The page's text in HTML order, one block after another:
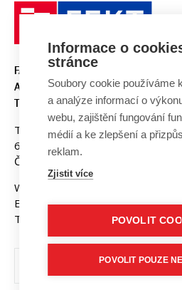
FAKULTA ELEKTROTECHNIKY
A KOMUNIKAČNÍCH
TECHNOLOGIÍ, VUT V BRNĚ
Technická 3058/10
616 00 Brno
Česká republika
Web:
E-mail:fekt-info@vut.cz
Tel: +420 541 141 111
Informace o
stránce
Soubory cookie používáme
a analýze informací o
webu, zajištění fungování
médií a ke zlepšení a
reklam.
Zjistit více
POVOLIT
POVOLIT POUZE